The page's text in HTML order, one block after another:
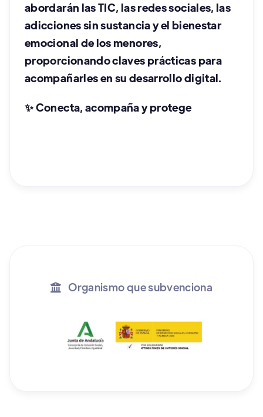
abordarán las TIC, las redes sociales, las
adicciones sin sustancia y el bienestar
emocional de los menores,
proporcionando claves prácticas para
acompañarles en su desarrollo digital.
✨ Conecta, acompaña y protege
 Organismo que subvenciona